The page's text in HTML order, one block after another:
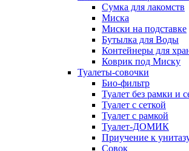
Сумка для лакомств
Миска
Миски на подставке
Бутылка для Воды
Контейнеры для
Коврик под Миску
Туалеты-совочки
Био-фильтр
Туалет без рамки и
Туалет с сеткой
Туалет с рамкой
Туалет-ДОМИК
Приучение к
Совок